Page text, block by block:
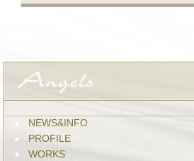
NEWS&INFO
PROFILE
WORKS